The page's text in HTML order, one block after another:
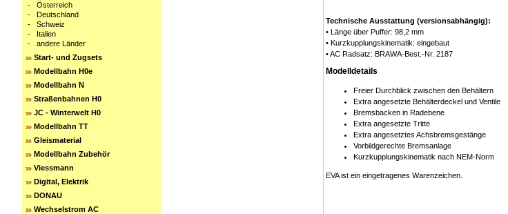
- Österreich
- Deutschland
- Schweiz
- Italien
- andere Länder
Start- und Zugsets
Modellbahn H0e
Modellbahn N
Straßenbahnen H0
JC - Winterwelt H0
Modellbahn TT
Gleismaterial
Modellbahn Zubehör
Viessmann
Digital, Elektrik
DONAU
Wechselstrom AC
Technische Ausstattung (versionsabhängig):
• Länge über Puffer: 98,2 mm
• Kurzkupplungskinematik: eingebaut
• AC Radsatz: BRAWA-Best.-Nr. 2187
Modelldetails
Freier Durchblick zwischen den Behältern
Extra angesetzte Behälterdeckel und Ventile
Bremsbacken in Radebene
Extra angesetzte Tritte
Extra angesetztes Achsbremsgestänge
Vorbildgerechte Bremsanlage
Kurzkupplungskinematik nach NEM-Norm
EVA ist ein eingetragenes Warenzeichen.